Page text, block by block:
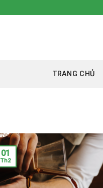
TRANG CHỦ
01
Th2